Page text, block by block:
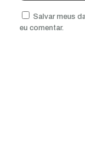
Salvar meus
eu comentar.